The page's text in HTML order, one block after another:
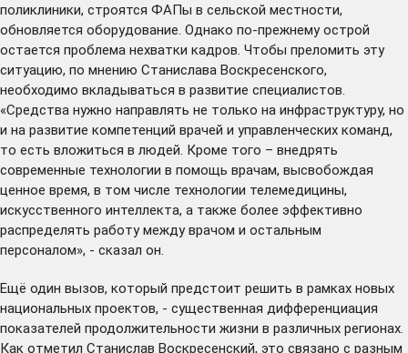
поликлиники, строятся ФАПы в сельской местности,
обновляется оборудование. Однако по-прежнему острой
остается проблема нехватки кадров. Чтобы преломить эту
ситуацию, по мнению Станислава Воскресенского,
необходимо вкладываться в развитие специалистов.
«Средства нужно направлять не только на инфраструктуру, но
и на развитие компетенций врачей и управленческих команд,
то есть вложиться в людей. Кроме того – внедрять
современные технологии в помощь врачам, высвобождая
ценное время, в том числе технологии телемедицины,
искусственного интеллекта, а также более эффективно
распределять работу между врачом и остальным
персоналом», - сказал он.
Ещё один вызов, который предстоит решить в рамках новых
национальных проектов, - существенная дифференциация
показателей продолжительности жизни в различных регионах.
Как отметил Станислав Воскресенский, это связано с разным